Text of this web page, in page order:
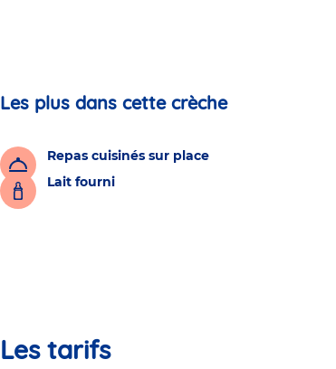
Les plus dans cette crèche
Repas cuisinés sur place
Lait fourni
Les tarifs